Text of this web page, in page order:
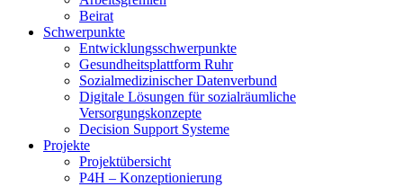
Beirat
Schwerpunkte
Entwicklungsschwerpunkte
Gesundheitsplattform Ruhr
Sozialmedizinischer Datenverbund
Digitale Lösungen für sozialräumliche
Versorgungskonzepte
Decision Support Systeme
Projekte
Projektübersicht
P4H – Konzeptionierung